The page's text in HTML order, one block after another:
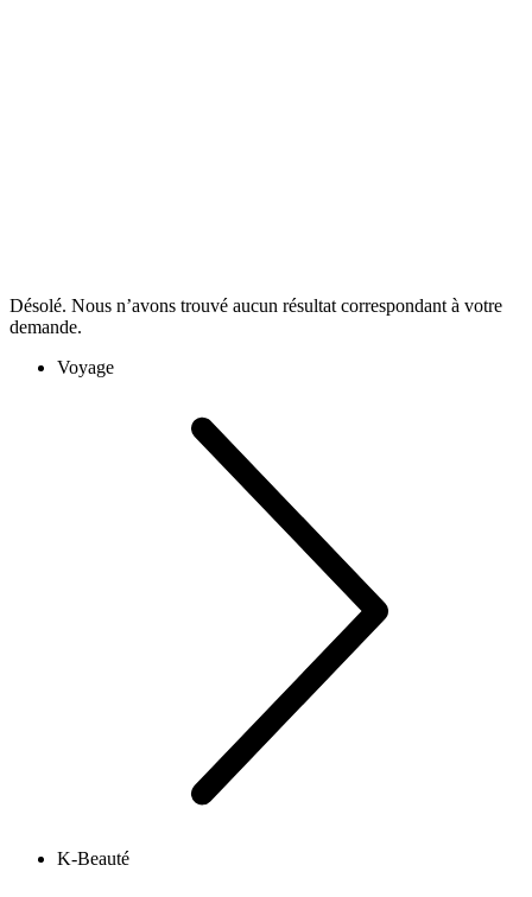
Désolé. Nous n’avons trouvé aucun résultat correspondant à votre
demande.
Voyage
K-Beauté